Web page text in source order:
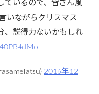
ているので、皆さん風
いながらクリスマス
、説得力ないかもしれ
2016年12